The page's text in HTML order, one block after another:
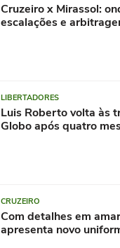
Cruzeiro x Mirassol:
escalações e
LIBERTADORES
Luis Roberto volta às
Globo após quatro
CRUZEIRO
Com detalhes em
apresenta novo